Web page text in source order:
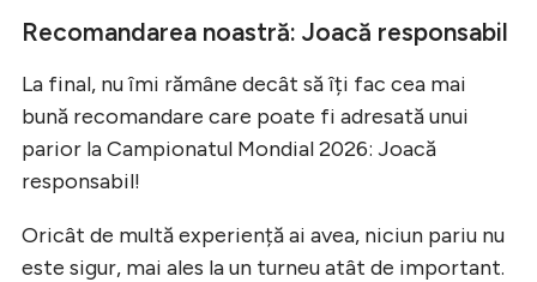
Recomandarea noastră: Joacă responsabil
La final, nu îmi rămâne decât să îți fac cea mai
bună recomandare care poate fi adresată unui
parior la Campionatul Mondial 2026: Joacă
responsabil!
Oricât de multă experiență ai avea, niciun pariu nu
este sigur, mai ales la un turneu atât de important.